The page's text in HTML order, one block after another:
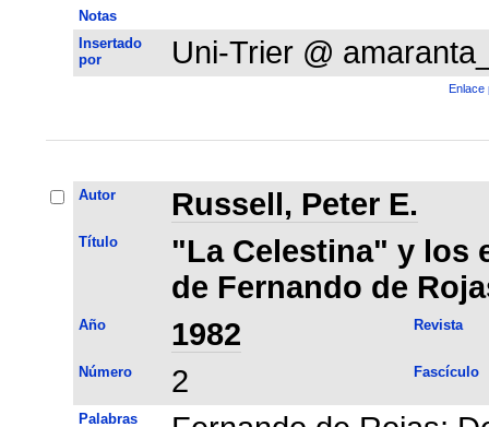
Notas
Insertado
por
Uni-Trier @
Enlace
Autor Russell, Peter E.
Título
"La Celestina" y los
de Fernando de
Año 1982 Revista
Número 2 Fascículo
Palabras